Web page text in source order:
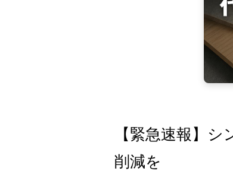
【緊急速報】
削減を